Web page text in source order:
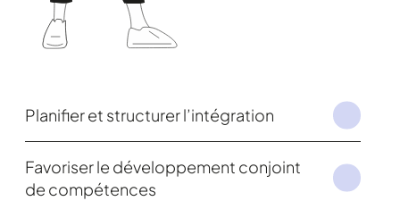
Planifier et structurer l’intégration
Favoriser le développement conjoint
de compétences